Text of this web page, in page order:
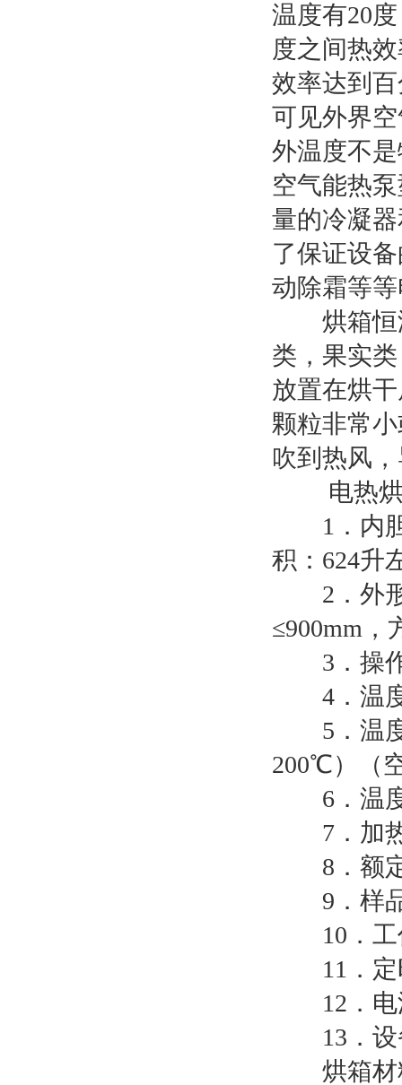
温度有20
度之间热
效率达到
可见外界
外温度不
空气能热
量的冷凝
了保证设
动除霜等
烘箱恒温
类，果实
放置在烘
颗粒非常
吹到热风
电热烘
1．内胆
积：624升
2．外形
≤900mm，
3．操作
4．温度
5．温度
200℃）（
6．温度
7．加热
8．额定
9．样品
10．工
11．定
12．电源
13．设备
烘箱材